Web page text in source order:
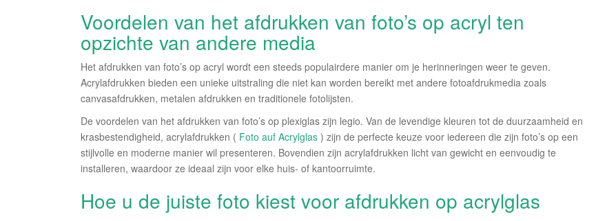
Voordelen van het afdrukken van foto’s op acryl ten
opzichte van andere media
Het afdrukken van foto’s op acryl wordt een steeds populairdere manier om je herinneringen weer te geven.
Acrylafdrukken bieden een unieke uitstraling die niet kan worden bereikt met andere fotoafdrukmedia zoals
canvasafdrukken, metalen afdrukken en traditionele fotolijsten.
De voordelen van het afdrukken van foto’s op plexiglas zijn legio. Van de levendige kleuren tot de duurzaamheid en
krasbestendigheid, acrylafdrukken ( Foto auf Acrylglas ) zijn de perfecte keuze voor iedereen die zijn foto’s op een
stijlvolle en moderne manier wil presenteren. Bovendien zijn acrylafdrukken licht van gewicht en eenvoudig te
installeren, waardoor ze ideaal zijn voor elke huis- of kantoorruimte.
Hoe u de juiste foto kiest voor afdrukken op acrylglas